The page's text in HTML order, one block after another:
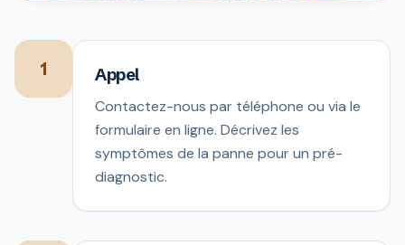
1 Appel
Contactez-nous par téléphone ou via le
formulaire en ligne. Décrivez les
symptômes de la panne pour un pré-
diagnostic.